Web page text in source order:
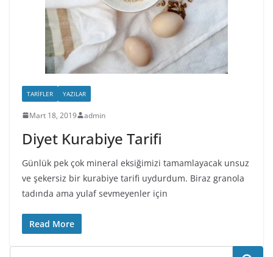
TARIFLER YAZILAR
Mart 18, 2019 admin
Diyet Kurabiye Tarifi
Günlük pek çok mineral eksiğimizi tamamlayacak unsuz
ve şekersiz bir kurabiye tarifi uydurdum. Biraz granola
tadında ama yulaf sevmeyenler için
Read More